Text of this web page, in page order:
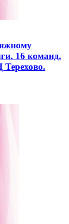
16 команд.